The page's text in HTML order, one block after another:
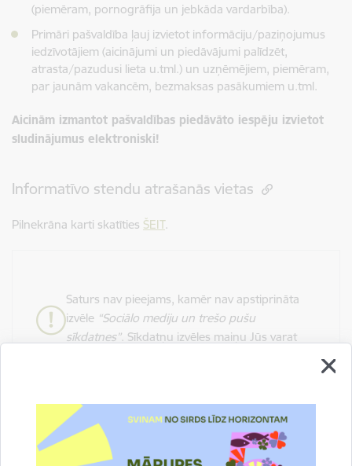
(piemēram, pornogrāfija un jebkāda vardarbība).
Primāri pašvaldība ļauj izvietot informāciju/paziņojumus
iedzīvotājiem (aicinājumi un piedāvājumi palīdzēt,
atrasta/pazudusi lieta u.tml.) un uzņēmējiem, piemēram,
par jaunām vakancēm, bezmaksas pasākumiem u.tml.
Aicinām izmantot pašvaldības piedāvāto iespēju izvietot
sludinājumus elektroniski!
Informatīvo stendu atrašanās vietas
Pilnekrāna karti skatīties ŠEIT.
Saturs nav pieejams, kamēr nav apstiprināta
izvēle “Sociālo mediju un trešo pušu
sīkdatnes”. Sīkdatņu izvēles maiņu Jūs varat
Drukāt lapu